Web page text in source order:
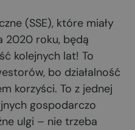
(SSE), które miały
2020 roku, będą
kolejnych lat! To
bo działalność
korzyści. To z jednej
gospodarczo
ulgi – nie trzeba